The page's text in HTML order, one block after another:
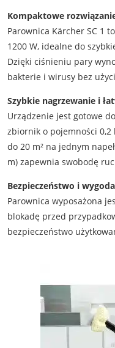
Kompaktowe
Parownica Kärcher SC 1
1200 W, idealne do
Dzięki ciśnieniu pary
bakterie i wirusy bez
Szybkie nagrzewanie i
Urządzenie jest gotowe
zbiornik o pojemności
do 20 m² na jednym
m) zapewnia swobodę
Bezpieczeństwo i
Parownica wyposażona
blokadę przed
bezpieczeństwo